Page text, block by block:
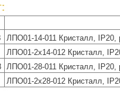
ЛПО01-14-011 Кристалл,
ЛПО01-2х14-012 Кристалл,
ЛПО01-28-011 Кристалл,
ЛПО01-2х28-012 Кристалл,